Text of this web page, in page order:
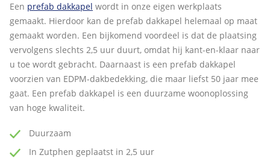
Een prefab dakkapel wordt in onze eigen werkplaats
gemaakt. Hierdoor kan de prefab dakkapel helemaal op maat
gemaakt worden. Een bijkomend voordeel is dat de plaatsing
vervolgens slechts 2,5 uur duurt, omdat hij kant-en-klaar naar
u toe wordt gebracht. Daarnaast is een prefab dakkapel
voorzien van EDPM-dakbedekking, die maar liefst 50 jaar mee
gaat. Een prefab dakkapel is een duurzame woonoplossing
van hoge kwaliteit.
Duurzaam
In Zutphen geplaatst in 2,5 uur